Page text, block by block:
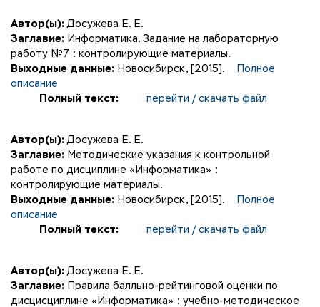
Автор(ы): Досужева Е. Е.
Заглавие: Информатика. Задание на лабораторную
работу №7 : контролирующие материалы.
Выходные данные: Новосибирск, [2015].
Полное
описание
Полный текст:
перейти / скачать файл
Автор(ы): Досужева Е. Е.
Заглавие: Методические указания к контрольной
работе по дисциплине «Информатика» :
контролирующие материалы.
Выходные данные: Новосибирск, [2015].
Полное
описание
Полный текст:
перейти / скачать файл
Автор(ы): Досужева Е. Е.
Заглавие: Правила балльно-рейтинговой оценки по
дисцисциплине «Информатика» : учебно-методическое